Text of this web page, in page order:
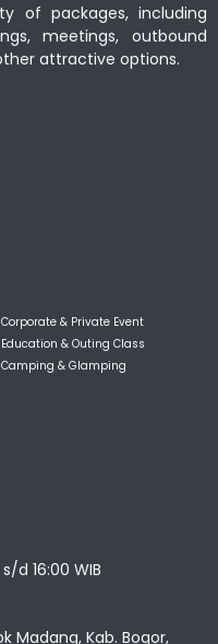
of packages, including
meetings, outbound
attractive options.
Corporate & Private Event
Education & Outing Class
Camping & Glamping
d 16:00 WIB
Madang, Kab. Bogor,